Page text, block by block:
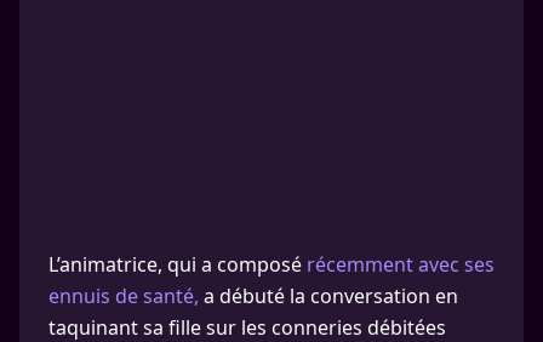
L’animatrice, qui a composé récemment avec ses
ennuis de santé, a débuté la conversation en
taquinant sa fille sur les conneries débitées